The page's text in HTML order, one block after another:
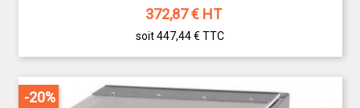
372,87€ HT
soit 447,44 € TTC
-20%